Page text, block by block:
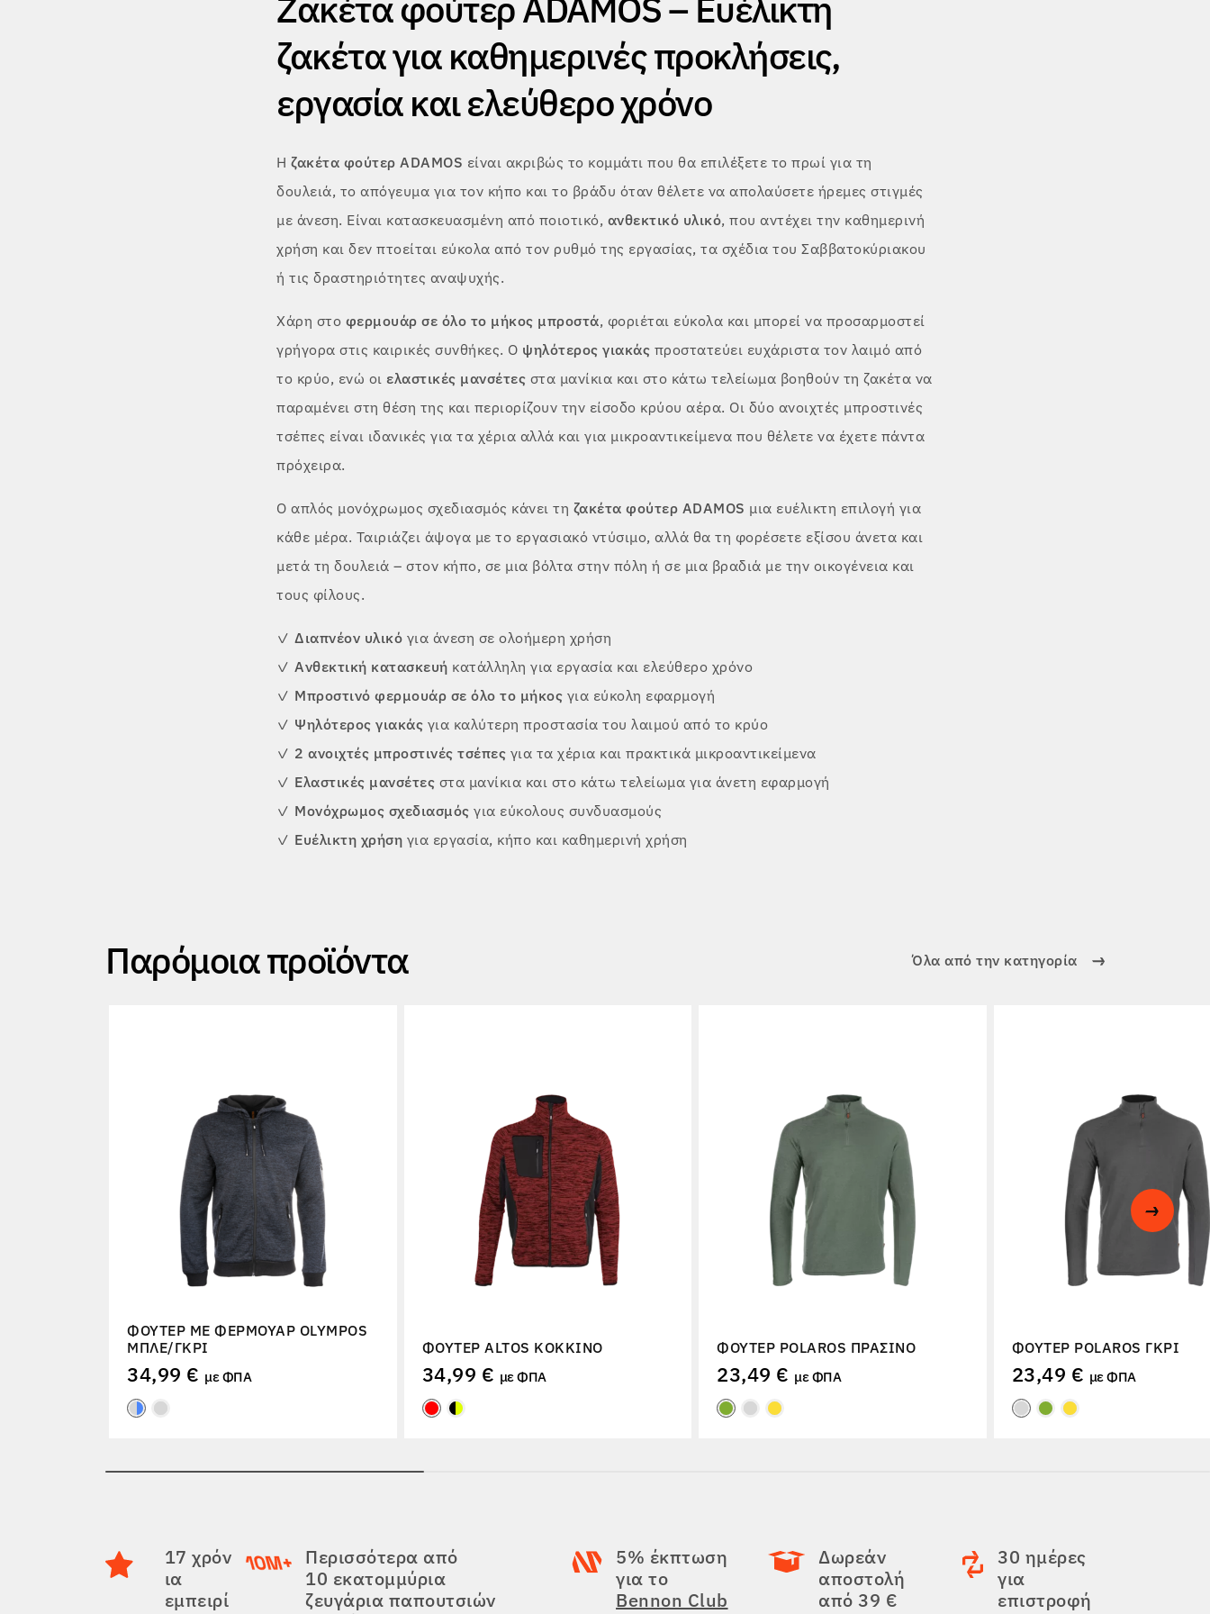
ζακέτα για καθημερινές προκλήσεις,
εργασία και ελεύθερο χρόνο
Η ζακέτα φούτερ ADAMOS είναι ακριβώς το κομμάτι που θα επιλέξετε το πρωί για τη
δουλειά, το απόγευμα για τον κήπο και το βράδυ όταν θέλετε να απολαύσετε ήρεμες στιγμές
με άνεση. Είναι κατασκευασμένη από ποιοτικό, ανθεκτικό υλικό, που αντέχει την καθημερινή
χρήση και δεν πτοείται εύκολα από τον ρυθμό της εργασίας, τα σχέδια του Σαββατοκύριακου
ή τις δραστηριότητες αναψυχής.
Χάρη στο φερμουάρ σε όλο το μήκος μπροστά, φοριέται εύκολα και μπορεί να προσαρμοστεί
γρήγορα στις καιρικές συνθήκες. Ο ψηλότερος γιακάς προστατεύει ευχάριστα τον λαιμό από
το κρύο, ενώ οι ελαστικές μανσέτες στα μανίκια και στο κάτω τελείωμα βοηθούν τη ζακέτα να
παραμένει στη θέση της και περιορίζουν την είσοδο κρύου αέρα. Οι δύο ανοιχτές μπροστινές
τσέπες είναι ιδανικές για τα χέρια αλλά και για μικροαντικείμενα που θέλετε να έχετε πάντα
πρόχειρα.
Ο απλός μονόχρωμος σχεδιασμός κάνει τη ζακέτα φούτερ ADAMOS μια ευέλικτη επιλογή για
κάθε μέρα. Ταιριάζει άψογα με το εργασιακό ντύσιμο, αλλά θα τη φορέσετε εξίσου άνετα και
μετά τη δουλειά – στον κήπο, σε μια βόλτα στην πόλη ή σε μια βραδιά με την οικογένεια και
τους φίλους.
✓ Διαπνέον υλικό για άνεση σε ολοήμερη χρήση
✓ Ανθεκτική κατασκευή κατάλληλη για εργασία και ελεύθερο χρόνο
✓ Μπροστινό φερμουάρ σε όλο το μήκος για εύκολη εφαρμογή
✓ Ψηλότερος γιακάς για καλύτερη προστασία του λαιμού από το κρύο
✓ 2 ανοιχτές μπροστινές τσέπες για τα χέρια και πρακτικά μικροαντικείμενα
✓ Ελαστικές μανσέτες στα μανίκια και στο κάτω τελείωμα για άνετη εφαρμογή
✓ Μονόχρωμος σχεδιασμός για εύκολους συνδυασμούς
✓ Ευέλικτη χρήση για εργασία, κήπο και καθημερινή χρήση
Παρόμοια προϊόντα Όλα από την κατηγορία
ΦΟΎΤΕΡ ΜΕ ΦΕΡΜΟΥΆΡ OLYMPOS
ΜΠΛΕ/ΓΚΡΙ
34,99 € με ΦΠΑ
ΦΟΎΤΕΡ ALTOS ΚΌΚΚΙΝΟ
34,99 € με ΦΠΑ
ΦΟΎΤΕΡ POLAROS ΠΡΆΣΙΝΟ
23,49 € με ΦΠΑ
ΦΟΎΤΕΡ POLAROS ΓΚΡΙ
23,49 € με ΦΠΑ
17 χρόν
ια
εμπειρί
Περισσότερα από
10 εκατομμύρια
ζευγάρια παπουτσιών
5% έκπτωση
για το
Bennon Club
Δωρεάν
αποστολή
από 39 €
30 ημέρες
για
επιστροφή